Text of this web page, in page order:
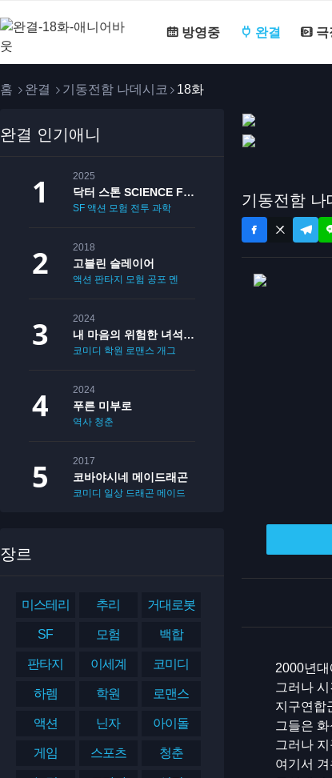
방영중 완결 극
홈 완결 기동전함 나데시코 18화
완결 인기애니
2025
닥터 스톤 SCIENCE FUTURE
SF 액션 모험 전투 과학
2018
고블린 슬레이어
액션 판타지 모험 공포 멘붕
2024
내 마음의 위험한 녀석 2기
코미디 학원 로맨스 개그
2024
푸른 미부로
역사 청춘
2017
코바야시네 메이드래곤
코미디 일상 드래곤 메이드
장르
미스테리 추리 거대로봇
SF 모험 백합
판타지 이세계 코미디
하렘 학원 로맨스
액션 닌자 아이돌
게임 스포츠 청춘
기동전함 나
2000년
그러나
지구연합
그들은
그러나
여기서